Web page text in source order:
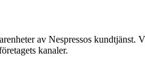
av Nespressos
kanaler.